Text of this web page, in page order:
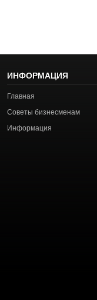
ИНФОРМАЦИЯ
Главная
Советы бизнесменам
Информация